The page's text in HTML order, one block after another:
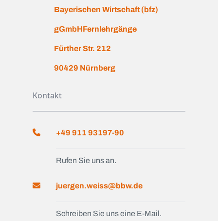
Bayerischen Wirtschaft (bfz)
gGmbHFernlehrgänge
Fürther Str. 212
90429 Nürnberg
Kontakt
+49 911 93197-90
Rufen Sie uns an.
juergen.weiss@bbw.de
Schreiben Sie uns eine E-Mail.